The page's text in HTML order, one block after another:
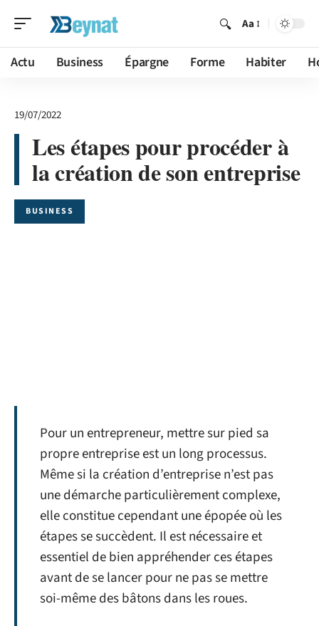
Aa
Actu Business Épargne Forme Habiter
19/07/2022
Les étapes pour procéder à
la création de son entreprise
BUSINESS
Pour un entrepreneur, mettre sur pied sa
propre entreprise est un long processus.
Même si la création d’entreprise n’est pas
une démarche particulièrement complexe,
elle constitue cependant une épopée où les
étapes se succèdent. Il est nécessaire et
essentiel de bien appréhender ces étapes
avant de se lancer pour ne pas se mettre
soi-même des bâtons dans les roues.